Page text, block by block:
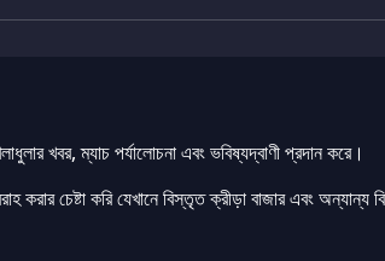
খবর, ম্যাচ পর্যালোচনা এবং ভবিষ্যদ্বাণী প্রদান করে।
করার চেষ্টা করি যেখানে বিস্তৃত ক্রীড়া বাজার এবং অন্যান্য